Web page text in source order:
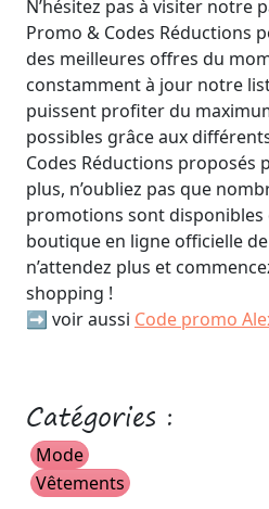
N’hésitez pas à visiter notre
Promo & Codes Réductions
des meilleures offres du
constamment à jour notre
puissent profiter du
possibles grâce aux
Codes Réductions proposés
plus, n’oubliez pas que
promotions sont
boutique en ligne officielle
n’attendez plus et
shopping !
➡️ voir aussi Code promo
Catégories :
Mode
Vêtements